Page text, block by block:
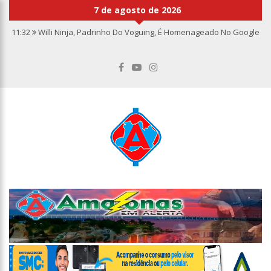
7 de agosto de 2026
11:32 Willi Ninja, Padrinho Do Voguing, É Homenageado No Google
recuar
Linhas telefônicas do CCC seguem inoperantes em razão de
falha complexa na Oi
Quarteto é preso por furto de transformador de poste em
Manaus
Dudu Camargo foi demitido do SBT após defecar no chão do
10:22 El Niño começa antes do esperado e climatologistas veem
chance de um “super El Niño”
13:09 Ipem-AM flagra irregularidades na pesagem de produtos e
notifica supermercado em Manaus
13:05 Mãe e padrasto são presos suspeitos de estupr4r criança de
cinco anos, em Parintins